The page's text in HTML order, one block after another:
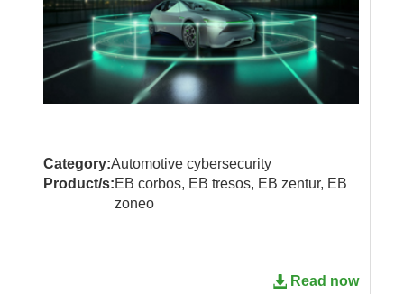
Category:Automotive cybersecurity
Product/s:EB corbos, EB tresos, EB zentur, EB
zoneo
Read now